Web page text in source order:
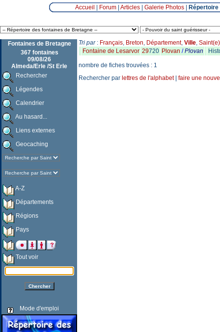
Accueil Forum| Articles| Galerie Photos|
Fontaines de Bretagne
367 fontaines
09/08/26
Almeda/Erle /St Erle
Rechercher
Légendes
Calendrier
Au hasard...
Liens externes
Geocaching
A-Z
Départements
Régions
Pays
Tout voir
Mode d'emploi
Tri par: Français, Breton, Département, Ville, Saint(e)
Fontaine de Lesarvor 29720 Plovan /Plovan
nombre de fiches trouvées : 1
Rechercher par lettres de l'alphabet| faire une